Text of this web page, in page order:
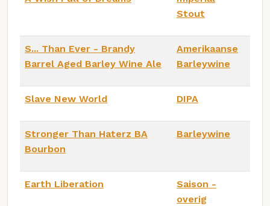
Stout
S... Than Ever - Brandy
Barrel Aged Barley Wine Ale
Amerikaanse
Barleywine
Slave New World DIPA
Stronger Than Haterz BA
Bourbon
Barleywine
Earth Liberation
Saison -
overig